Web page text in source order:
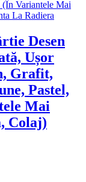
Desen
Ușor
Grafit,
Pastel,
Mai
Colaj)